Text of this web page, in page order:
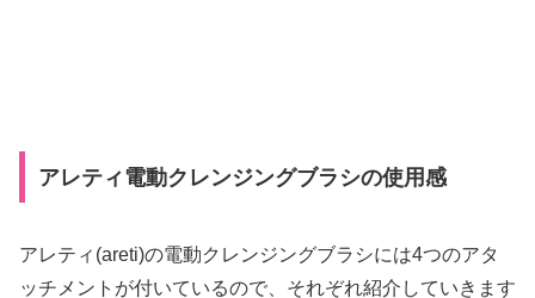
アレティ電動クレンジングブラシの使用感
アレティ(areti)の電動クレンジングブラシには4つのアタ
ッチメントが付いているので、それぞれ紹介していきます